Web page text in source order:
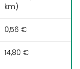
km)
0,56 €
14,80 €